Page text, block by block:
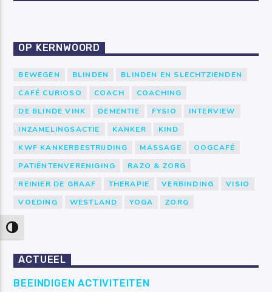
Keuze voor hoog contrast
OP KERNWOORD
BEWEGEN BLINDEN
BLINDEN EN SLECHTZIENDEN
CAFÉ CURIOSO
COACH
COACHING
DE BLINDE VINK
DEMENTIE FYSIO
INTERVIEW
INZAMELINGSACTIE
KANKER
KIND
KWF KANKERBESTRIJDING
MASSAGE
OOGCAFÉ
PATIËNTENVERENIGING
RAZO & ZORG
REINIER DE GRAAF
THERAPIE VERBINDING
VISIO
VOEDING
WESTLAND YOGA ZORG
ACTUEEL
BEEINDIGEN ACTIVITEITEN